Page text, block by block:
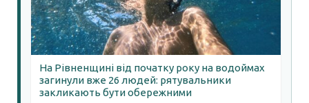
На Рівненщині від початку року на водоймах
загинули вже 26 людей: рятувальники
закликають бути обережними